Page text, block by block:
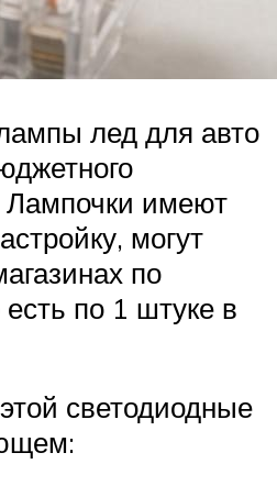
лед для авто
Лампочки имеют
могут
по
есть по 1 штуке в
светодиодные